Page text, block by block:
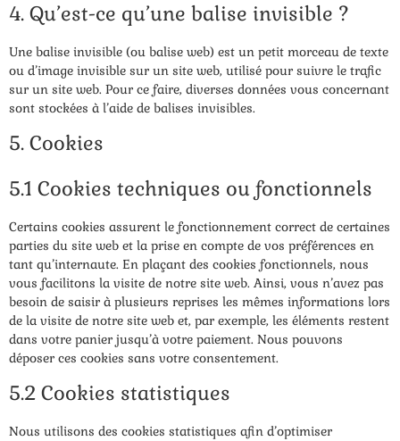
4. Qu’est-ce qu’une balise invisible ?
Une balise invisible (ou balise web) est un petit morceau de texte
ou d’image invisible sur un site web, utilisé pour suivre le trafic
sur un site web. Pour ce faire, diverses données vous concernant
sont stockées à l’aide de balises invisibles.
5. Cookies
5.1 Cookies techniques ou fonctionnels
Certains cookies assurent le fonctionnement correct de certaines
parties du site web et la prise en compte de vos préférences en
tant qu’internaute. En plaçant des cookies fonctionnels, nous
vous facilitons la visite de notre site web. Ainsi, vous n’avez pas
besoin de saisir à plusieurs reprises les mêmes informations lors
de la visite de notre site web et, par exemple, les éléments restent
dans votre panier jusqu’à votre paiement. Nous pouvons
déposer ces cookies sans votre consentement.
5.2 Cookies statistiques
Nous utilisons des cookies statistiques afin d’optimiser